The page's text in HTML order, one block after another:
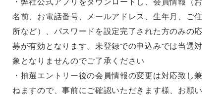
名前、お電話番号、メールアドレス、生年月、ご住
所など）、パスワードを設定完了された方のみの応
募が有効となります。未登録での申込みでは当選対
象となりませんのでご了承ください
・抽選エントリー後の会員情報の変更は対応致し兼
ねますので、事前にご確認いただきます様、お願い